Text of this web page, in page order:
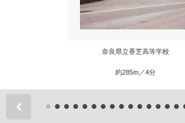
奈良県立香芝高等学校
約285m／4分